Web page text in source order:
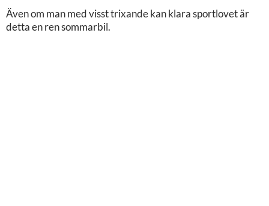
Även om man med visst trixande kan klara sportlovet är
detta en ren sommarbil.